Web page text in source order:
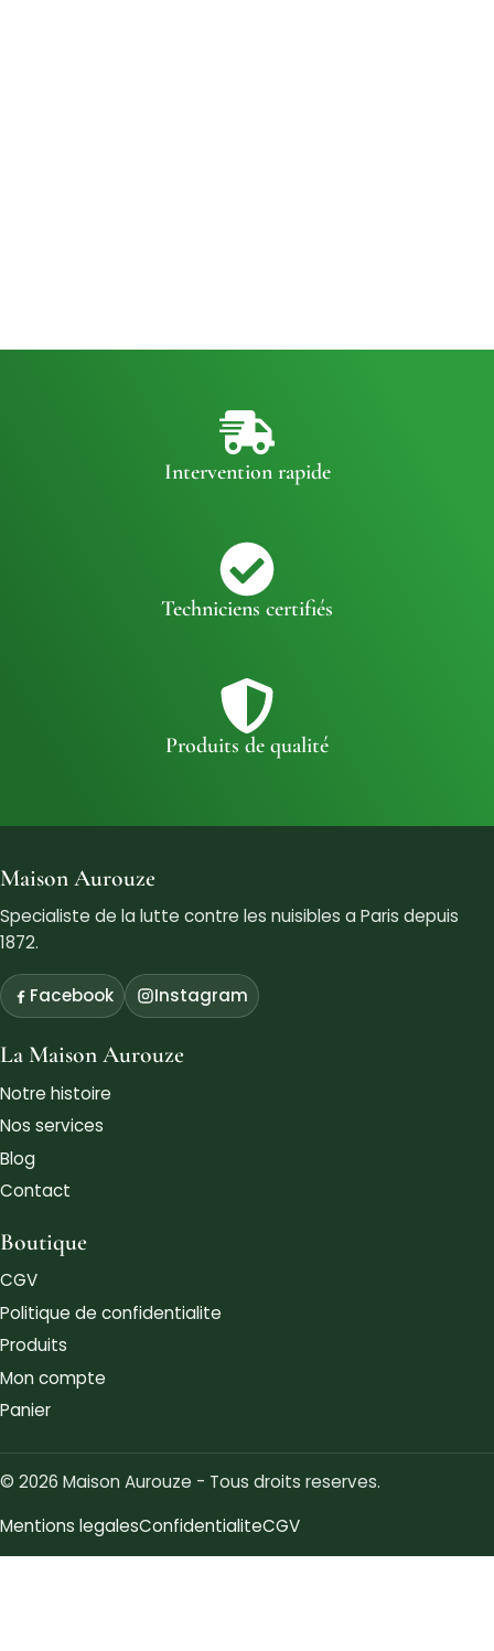
Intervention rapide
Techniciens certifiés
Produits de qualité
Maison Aurouze
Specialiste de la lutte contre les nuisibles a Paris depuis
1872.
Facebook Instagram
La Maison Aurouze
Notre histoire
Nos services
Blog
Contact
Boutique
CGV
Politique de confidentialite
Produits
Mon compte
Panier
© 2026 Maison Aurouze - Tous droits reserves.
Mentions legalesConfidentialiteCGV